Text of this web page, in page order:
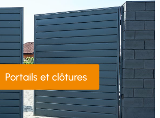
Portails et clôtures